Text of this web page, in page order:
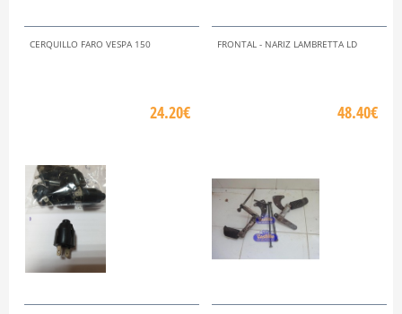
CERQUILLO FARO VESPA 150
24.20€
FRONTAL - NARIZ LAMBRETTA LD
48.40€